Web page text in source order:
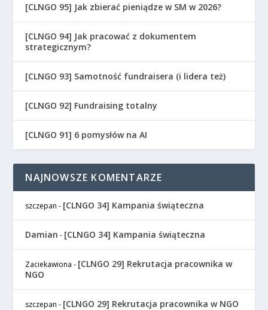
[CLNGO 95] Jak zbierać pieniądze w SM w 2026?
[CLNGO 94] Jak pracować z dokumentem
strategicznym?
[CLNGO 93] Samotność fundraisera (i lidera też)
[CLNGO 92] Fundraising totalny
[CLNGO 91] 6 pomysłów na AI
NAJNOWSZE KOMENTARZE
szczepan - [CLNGO 34] Kampania świąteczna
Damian - [CLNGO 34] Kampania świąteczna
Zaciekawiona - [CLNGO 29] Rekrutacja pracownika w
NGO
szczepan - [CLNGO 29] Rekrutacja pracownika w NGO